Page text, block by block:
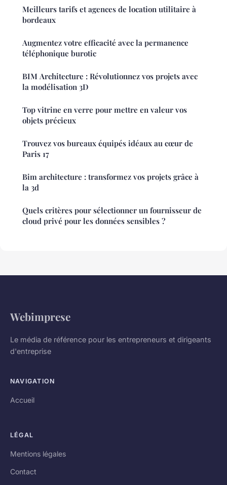
Meilleurs tarifs et agences de location utilitaire à
bordeaux
Augmentez votre efficacité avec la permanence
téléphonique burotic
BIM Architecture : Révolutionnez vos projets avec
la modélisation 3D
Top vitrine en verre pour mettre en valeur vos
objets précieux
Trouvez vos bureaux équipés idéaux au cœur de
Paris 17
Bim architecture : transformez vos projets grâce à
la 3d
Quels critères pour sélectionner un fournisseur de
cloud privé pour les données sensibles ?
Webimprese
Le média de référence pour les entrepreneurs et dirigeants
d'entreprise
NAVIGATION
Accueil
LÉGAL
Mentions légales
Contact